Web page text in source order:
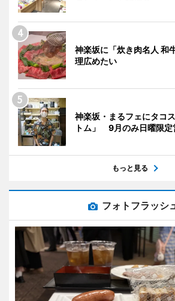
神楽坂に「炊き肉名人
理広めたい
神楽坂・まるフェにタコ
トム」 9月のみ日曜限定
もっと見る
フォトフラッシ